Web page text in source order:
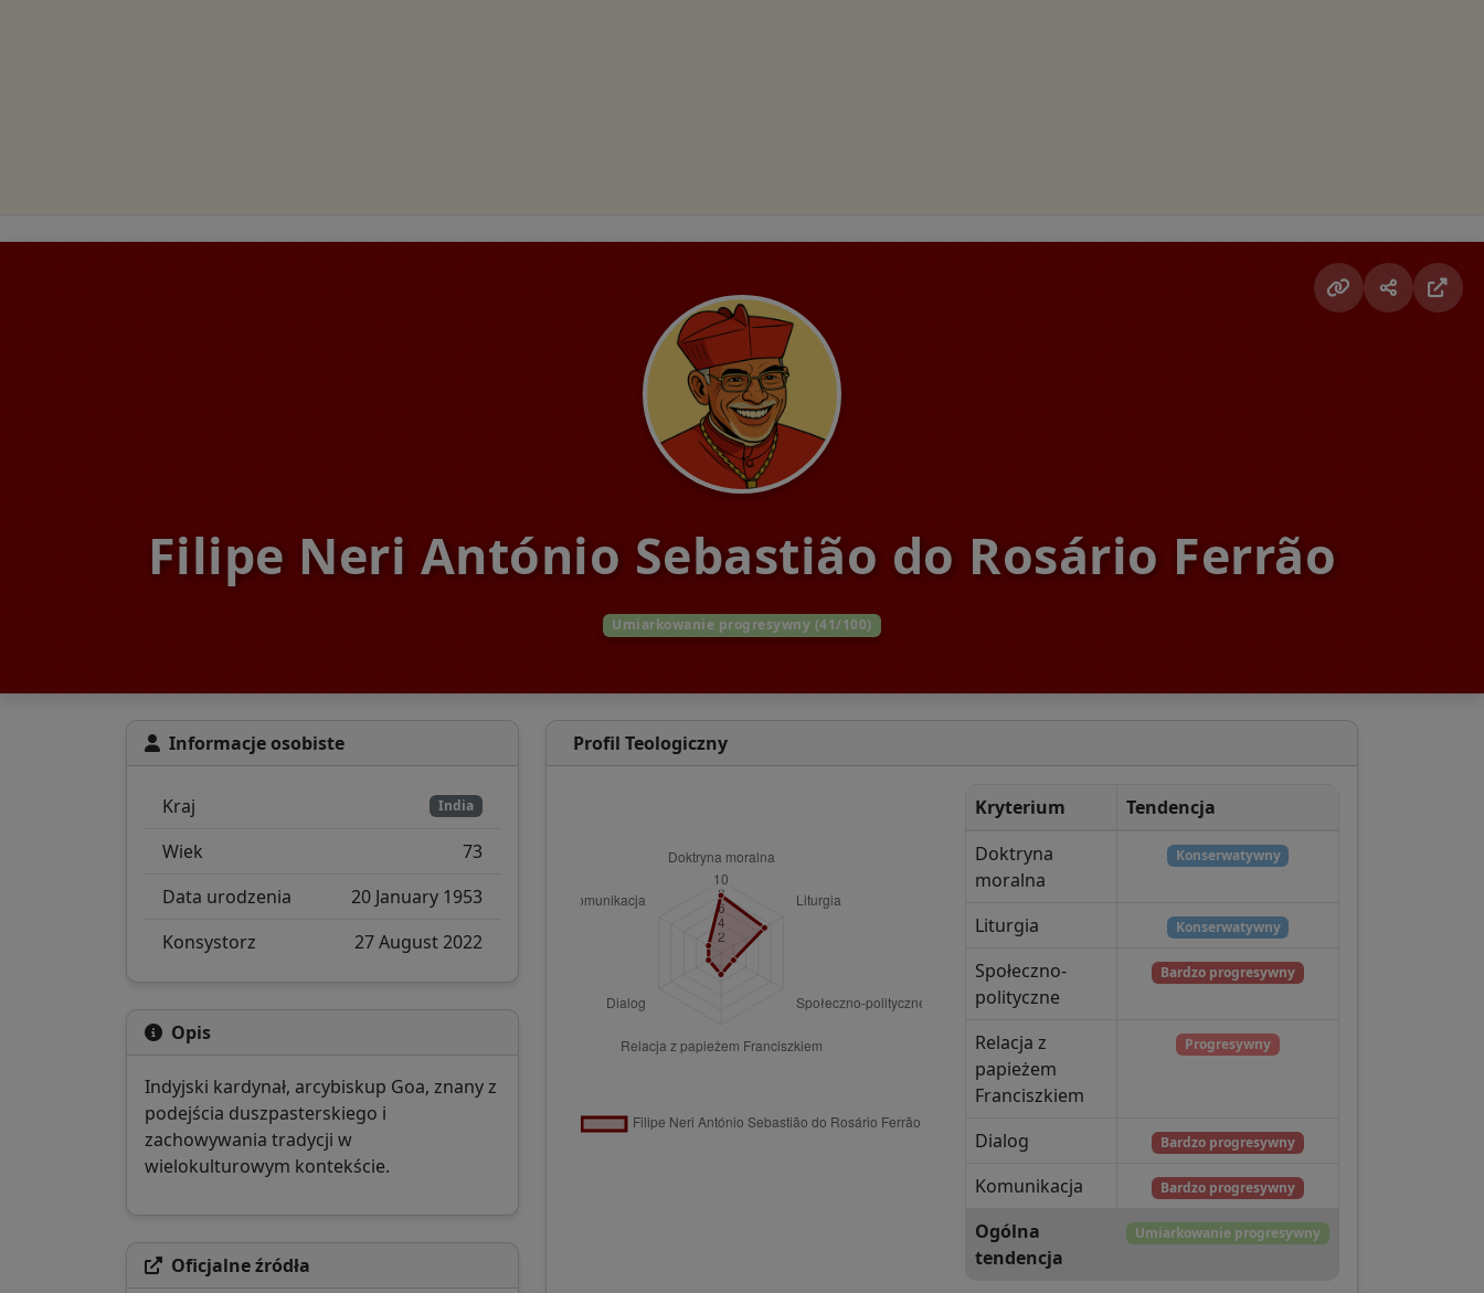
Filipe Neri António Sebastião do Rosário Ferrão
Umiarkowanie progresywny (41/100)
Informacje osobiste
Kraj India
Wiek
73
Data urodzenia
20 January 1953
Konsystorz
27 August 2022
Opis
Indyjski kardynał, arcybiskup Goa, znany z
podejścia duszpasterskiego i
zachowywania tradycji w
wielokulturowym kontekście.
Oficjalne źródła
Profil Teologiczny
Kryterium
Tendencja
Doktryna
moralna
Konserwatywny
Liturgia Konserwatywny
Społeczno-
polityczne
Bardzo progresywny
Relacja z
papieżem
Franciszkiem
Progresywny
Dialog Bardzo progresywny
Komunikacja Bardzo progresywny
Ogólna
tendencja
Umiarkowanie progresywny